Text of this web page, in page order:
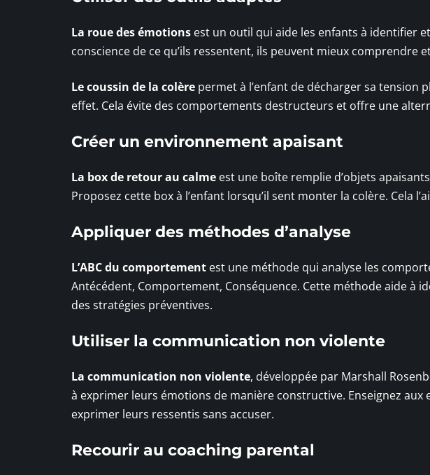
La roue des émotions est un outil qui aide les enfants à identifier
conscience de ce qu’ils ressentent, ils peuvent mieux comprendre
Le coussin de la colère permet à l’enfant de décharger sa tension
effet. Cela évite des comportements destructeurs et offre une
Créer un environnement apaisant
La box de retour au calme est une boîte remplie d’objets
Proposez cette box à l’enfant lorsqu’il sent monter la colère. Cela
Appliquer des méthodes d’analyse
L’ABC du comportement est une méthode qui analyse les
Antécédent, Comportement, Conséquence. Cette méthode aide à
des stratégies préventives.
Utiliser la communication non violente
La communication non violente, développée par Marshall
à exprimer leurs émotions de manière constructive. Enseignez aux
exprimer leurs ressentis sans accuser.
Recourir au coaching parental